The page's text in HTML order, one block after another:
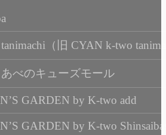
（旧 CYAN k-two
べのキューズモール
GARDEN by K-two add
GARDEN by K-two